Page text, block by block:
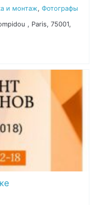
и монтаж,Фотографы
, Paris, 75001,